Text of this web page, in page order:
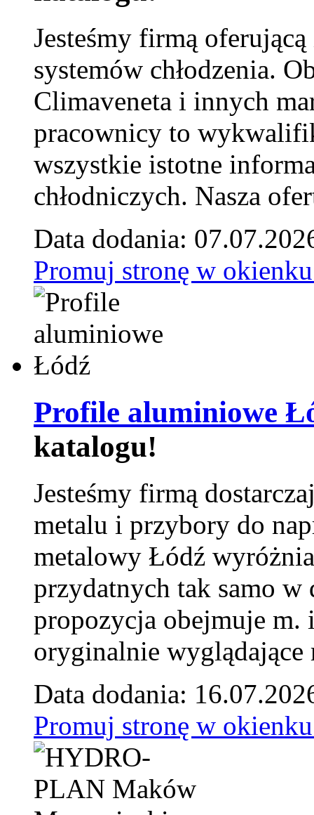
Jesteśmy firmą
systemów chłodzenia.
Climaveneta i innych
pracownicy to
wszystkie istotne
chłodniczych. Nasza
Data dodania:
Promuj stronę w
Profile aluminiowe
katalogu!
Jesteśmy firmą
metalu i przybory do
metalowy Łódź
przydatnych tak samo w
propozycja obejmuje m.
oryginalnie wyglądające
Data dodania:
Promuj stronę w